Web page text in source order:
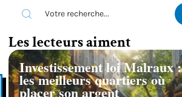
Les lecteurs aiment
Investissement loi Malraux :
les meilleurs quartiers où
placer son argent